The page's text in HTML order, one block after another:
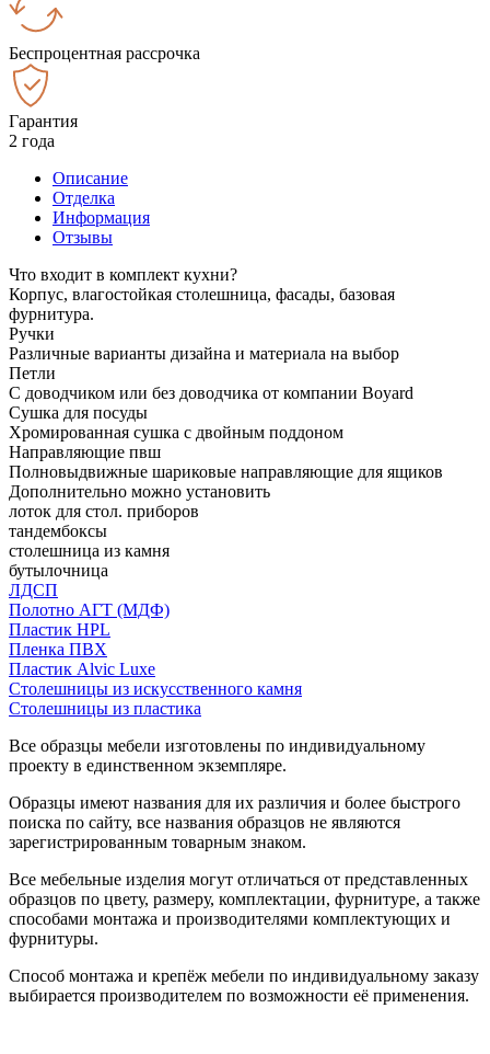
Беспроцентная рассрочка
Гарантия
2 года
Описание
Отделка
Информация
Отзывы
Что входит в комплект кухни?
Корпус, влагостойкая столешница, фасады, базовая
фурнитура.
Ручки
Различные варианты дизайна и материала на выбор
Петли
С доводчиком или без доводчика от компании Boyard
Сушка для посуды
Хромированная сушка с двойным поддоном
Направляющие пвш
Полновыдвижные шариковые направляющие для ящиков
Дополнительно можно установить
лоток для стол. приборов
тандембоксы
столешница из камня
бутылочница
ЛДСП
Полотно АГТ (МДФ)
Пластик HPL
Пленка ПВХ
Пластик Alvic Luxe
Столешницы из искусственного камня
Столешницы из пластика
Все образцы мебели изготовлены по индивидуальному
проекту в единственном экземпляре.
Образцы имеют названия для их различия и более быстрого
поиска по сайту, все названия образцов не являются
зарегистрированным товарным знаком.
Все мебельные изделия могут отличаться от представленных
образцов по цвету, размеру, комплектации, фурнитуре, а также
способами монтажа и производителями комплектующих и
фурнитуры.
Способ монтажа и крепёж мебели по индивидуальному заказу
выбирается производителем по возможности её применения.